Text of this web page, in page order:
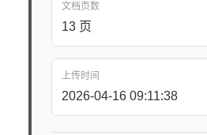
文档页数
13 页
上传时间
2026-04-16 09:11:38